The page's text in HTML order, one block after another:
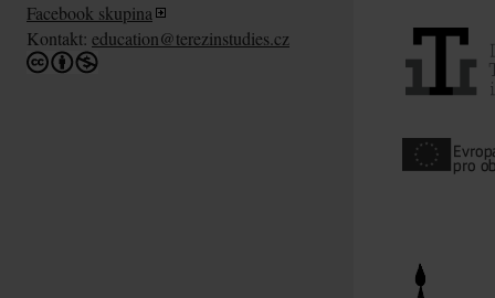
Facebook skupina
Kontakt: education@terezinstudies.cz